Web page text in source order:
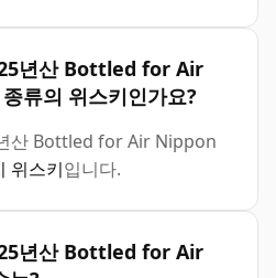
년산 Bottled for Air
류의 위스키인가요?
산 Bottled for Air Nippon
위스키입니다.
년산 Bottled for Air